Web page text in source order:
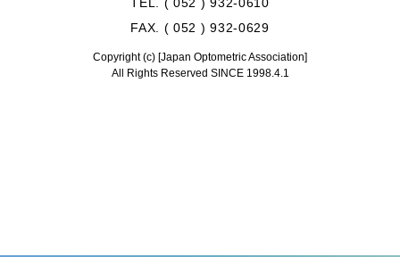
FAX. ( 052 ) 932-0629
Copyright (c) [Japan Optometric Association]
All Rights Reserved SINCE 1998.4.1